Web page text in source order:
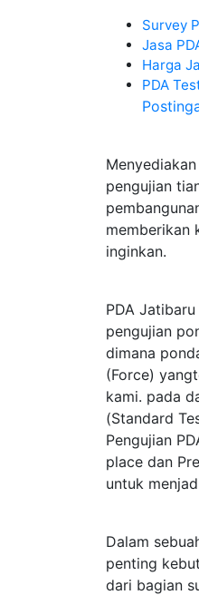
Survey
Jasa
Harga
PDA
pengujian
memberikan
inginkan.
PDA
pengujian
dimana
(Force)
kami. pada
(Standard
Pengujian
place dan
untuk
Dalam
penting
dari bagian